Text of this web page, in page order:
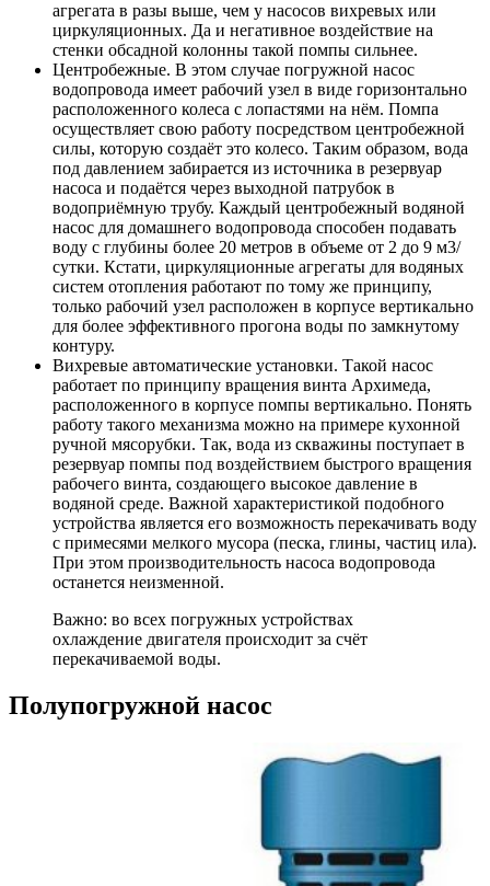
агрегата в разы выше, чем у насосов вихревых или
циркуляционных. Да и негативное воздействие на
стенки обсадной колонны такой помпы сильнее.
Центробежные. В этом случае погружной насос
водопровода имеет рабочий узел в виде горизонтально
расположенного колеса с лопастями на нём. Помпа
осуществляет свою работу посредством центробежной
силы, которую создаёт это колесо. Таким образом, вода
под давлением забирается из источника в резервуар
насоса и подаётся через выходной патрубок в
водоприёмную трубу. Каждый центробежный водяной
насос для домашнего водопровода способен подавать
воду с глубины более 20 метров в объеме от 2 до 9 м3/
сутки. Кстати, циркуляционные агрегаты для водяных
систем отопления работают по тому же принципу,
только рабочий узел расположен в корпусе вертикально
для более эффективного прогона воды по замкнутому
контуру.
Вихревые автоматические установки. Такой насос
работает по принципу вращения винта Архимеда,
расположенного в корпусе помпы вертикально. Понять
работу такого механизма можно на примере кухонной
ручной мясорубки. Так, вода из скважины поступает в
резервуар помпы под воздействием быстрого вращения
рабочего винта, создающего высокое давление в
водяной среде. Важной характеристикой подобного
устройства является его возможность перекачивать воду
с примесями мелкого мусора (песка, глины, частиц ила).
При этом производительность насоса водопровода
останется неизменной.
Важно: во всех погружных устройствах
охлаждение двигателя происходит за счёт
перекачиваемой воды.
Полупогружной насос